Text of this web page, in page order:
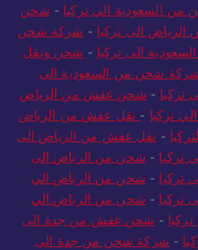
السعودية الي تركيا - شحن
الى تركيا - شركة شحن
الى تركيا - شحن ونقل
شحن من السعودية الى
- شحن عفش من الرياض
تركيا - نقل عفش من الرياض
- نقل عفش من الرياض الى
تركيا - شحن من الرياض الى
تركيا - شحن من الرياض الي
تركيا - شحن من الرياض الي
- شحن عفش من جدة الى
- شركة شحن من جدة الى